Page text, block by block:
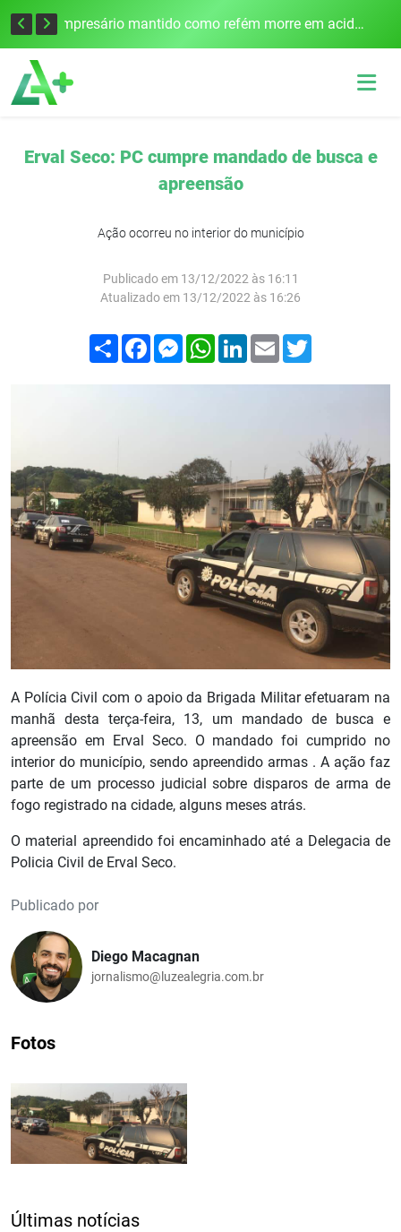
Edital para construção de ponte entre Itapiranga e Barra do Guarita deve ser lançado no segundo semestre Empresário mantido como refém morre em acidente após assalto em Cerro Largo
Erval Seco: PC cumpre mandado de busca e
apreensão
Ação ocorreu no interior do município
Publicado em 13/12/2022 às 16:11
Atualizado em 13/12/2022 às 16:26
Compartilhar
FacebookMessenger
WhatsApp
LinkedIn
Email
A Polícia Civil com o apoio da Brigada Militar efetuaram na
manhã desta terça-feira, 13, um mandado de busca e
apreensão em Erval Seco. O mandado foi cumprido no
interior do município, sendo apreendido armas . A ação faz
parte de um processo judicial sobre disparos de arma de
fogo registrado na cidade, alguns meses atrás.
O material apreendido foi encaminhado até a Delegacia de
Policia Civil de Erval Seco.
Publicado por
Diego Macagnan
jornalismo@luzealegria.com.br
Fotos
Últimas notícias